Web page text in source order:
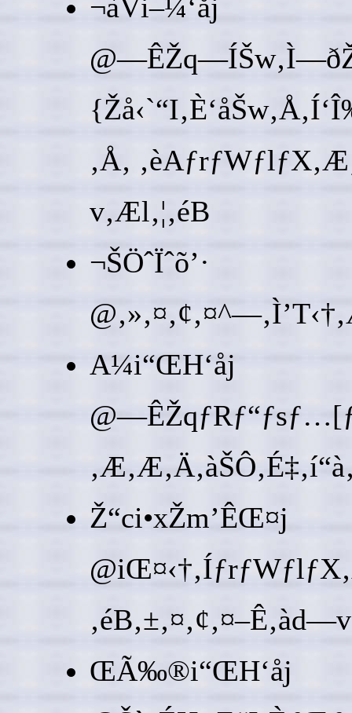
¬àVi–¼‘åj
‚Å‚
v‚Æl‚¦‚éB
¬ŠÖˆÏˆõ’·
A¼i“ŒH‘åj
Ž“ci•xŽm’ÊŒ¤j
ŒÃ‰®i“ŒH‘åj